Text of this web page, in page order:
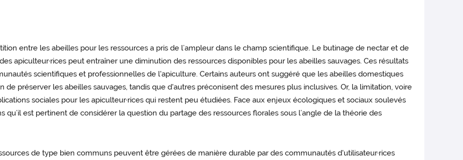
entre les abeilles pour les ressources a pris de l’ampleur dans le champ scientifique. Le butinage de nectar et de
apiculteur·rices peut entraîner une diminution des ressources disponibles pour les abeilles sauvages. Ces résultats
scientifiques et professionnelles de l'apiculture. Certains auteurs ont suggéré que les abeilles domestiques
préserver les abeilles sauvages, tandis que d'autres préconisent des mesures plus inclusives. Or, la limitation, voire
sociales pour les apiculteur·rices qui restent peu étudiées. Face aux enjeux écologiques et sociaux soulevés
qu’il est pertinent de considérer la question du partage des ressources florales sous l’angle de la théorie des
de type bien communs peuvent être gérées de manière durable par des communautés d'utilisateur·rices